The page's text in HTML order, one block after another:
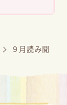
９月読み聞